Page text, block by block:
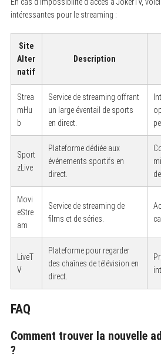
En cas d’impossibilité d’accès à JokerTV,
intéressantes pour le streaming :
Site
Alter
natif
Description
Strea
mHu
b
Service de streaming offrant
un large éventail de sports
en direct.
Sport
zLive
Plateforme dédiée aux
événements sportifs en
direct.
Movi
eStre
am
Service de streaming de
films et de séries.
LiveT
V
Plateforme pour regarder
des chaînes de télévision en
direct.
FAQ
Comment trouver la nouvelle
?
c